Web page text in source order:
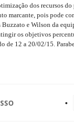
dos recursos
marcante, pois pode
e Wilson da
os objetivos
de 12 a 20/02/15.